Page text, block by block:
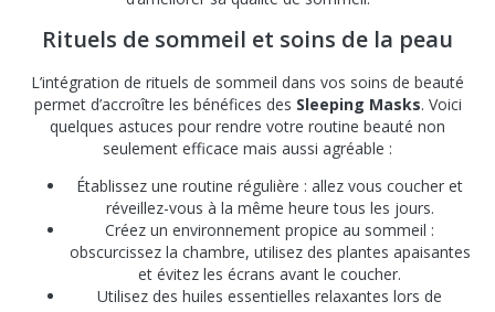
Rituels de sommeil et soins de la peau
L’intégration de rituels de sommeil dans vos soins de beauté
permet d’accroître les bénéfices des Sleeping Masks. Voici
quelques astuces pour rendre votre routine beauté non
seulement efficace mais aussi agréable :
Établissez une routine régulière : allez vous coucher et
réveillez-vous à la même heure tous les jours.
Créez un environnement propice au sommeil :
obscurcissez la chambre, utilisez des plantes apaisantes
et évitez les écrans avant le coucher.
Utilisez des huiles essentielles relaxantes lors de